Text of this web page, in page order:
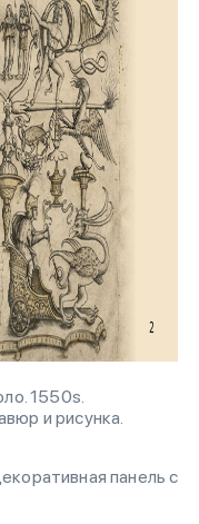
1550s.
и рисунка.
панель с